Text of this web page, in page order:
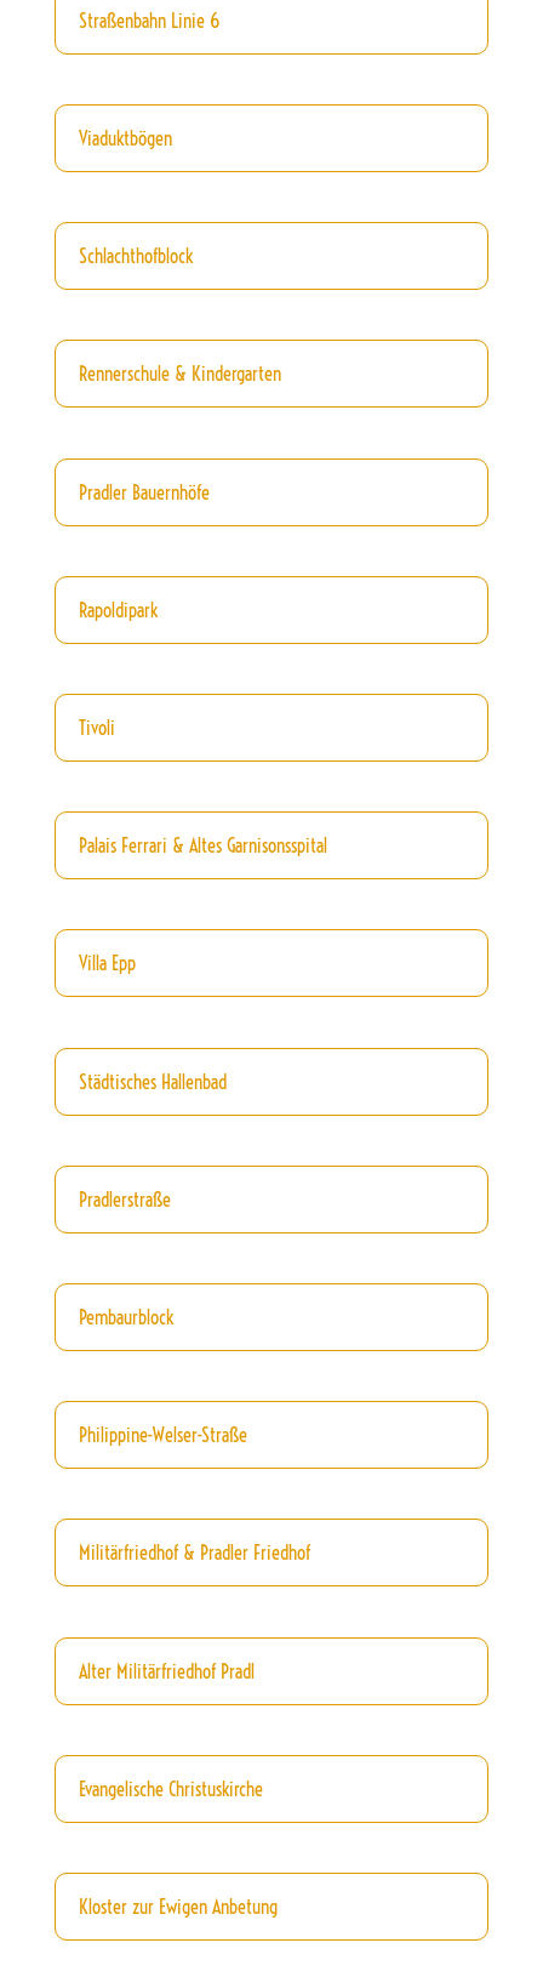
Straßenbahn Linie 6
Viaduktbögen
Schlachthofblock
Rennerschule & Kindergarten
Pradler Bauernhöfe
Rapoldipark
Tivoli
Palais Ferrari & Altes Garnisonsspital
Villa Epp
Städtisches Hallenbad
Pradlerstraße
Pembaurblock
Philippine-Welser-Straße
Militärfriedhof & Pradler Friedhof
Alter Militärfriedhof Pradl
Evangelische Christuskirche
Kloster zur Ewigen Anbetung